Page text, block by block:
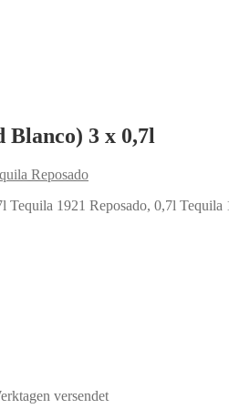
Blanco) 3 x 0,7l
Reposado
Tequila 1921 Reposado, 0,7l Tequila
versendet